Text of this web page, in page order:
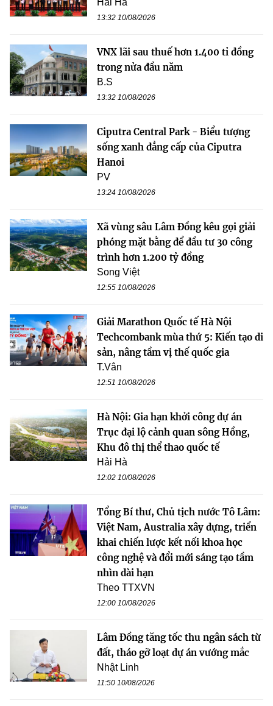
Hải Hà
13:32 10/08/2026
VNX lãi sau thuế hơn 1.400 tỉ đồng
trong nửa đầu năm
B.S
13:32 10/08/2026
Ciputra Central Park - Biểu tượng
sống xanh đẳng cấp của Ciputra
Hanoi
PV
13:24 10/08/2026
Xã vùng sâu Lâm Đồng kêu gọi giải
phóng mặt bằng để đầu tư 30 công
trình hơn 1.200 tỷ đồng
Song Việt
12:55 10/08/2026
Giải Marathon Quốc tế Hà Nội
Techcombank mùa thứ 5: Kiến tạo di
sản, nâng tầm vị thế quốc gia
T.Vân
12:51 10/08/2026
Hà Nội: Gia hạn khởi công dự án
Trục đại lộ cảnh quan sông Hồng,
Khu đô thị thể thao quốc tế
Hải Hà
12:02 10/08/2026
Tổng Bí thư, Chủ tịch nước Tô Lâm:
Việt Nam, Australia xây dựng, triển
khai chiến lược kết nối khoa học
công nghệ và đổi mới sáng tạo tầm
nhìn dài hạn
Theo TTXVN
12:00 10/08/2026
Lâm Đồng tăng tốc thu ngân sách từ
đất, tháo gỡ loạt dự án vướng mắc
Nhật Linh
11:50 10/08/2026